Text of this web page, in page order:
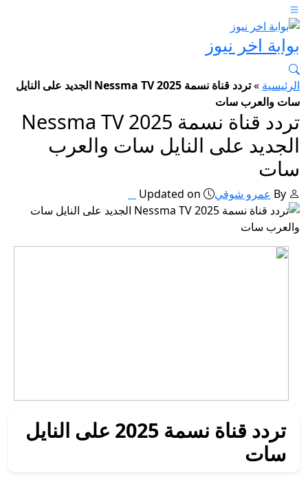
بوابة اخر نيوز
الرئيسية »
تردد قناة نسمة 2025 Nessma TV الجديد على النايل
سات والعرب سات
تردد قناة نسمة 2025 Nessma TV
الجديد على النايل سات والعرب
سات
By عمرو شوقي Updated on
تردد قناة نسمة 2025 على النايل
سات